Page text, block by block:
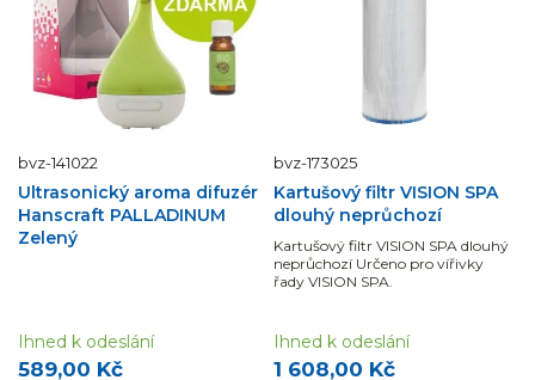
bvz-141022
Ultrasonický aroma difuzér
Hanscraft PALLADINUM
Zelený
589,00 Kč
Ihned k odeslání
bvz-173025
Kartušový filtr VISION SPA
dlouhý neprůchozí
Kartušový filtr VISION SPA dlouhý
neprůchozí Určeno pro vířivky
řady VISION SPA.
1 608,00 Kč
Ihned k odeslání